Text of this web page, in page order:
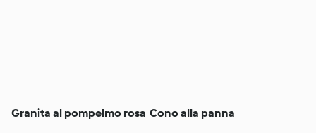
Granita al pompelmo rosa Cono alla panna